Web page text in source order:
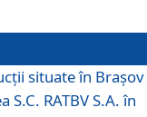
situate în Brașov
RATBV S.A. în